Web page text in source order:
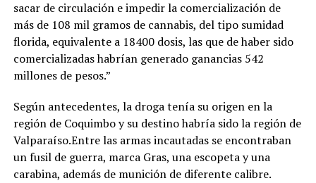
sacar de circulación e impedir la comercialización de
más de 108 mil gramos de cannabis, del tipo sumidad
florida, equivalente a 18400 dosis, las que de haber sido
comercializadas habrían generado ganancias 542
millones de pesos.”
Según antecedentes, la droga tenía su origen en la
región de Coquimbo y su destino habría sido la región de
Valparaíso.Entre las armas incautadas se encontraban
un fusil de guerra, marca Gras, una escopeta y una
carabina, además de munición de diferente calibre.